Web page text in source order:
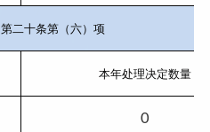
第二十条第（六）项
本年处理决定数量
0